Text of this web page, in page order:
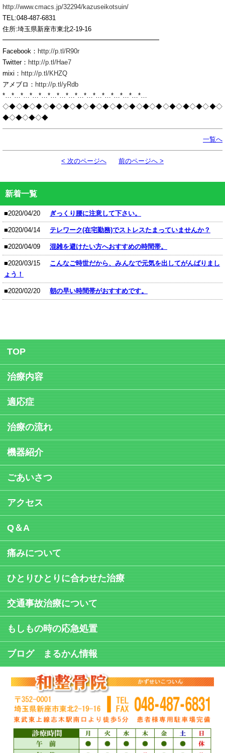
http://www.cmacs.jp/32294/kazuseikotsuin/
TEL:048-487-6831
住所:埼玉県新座市東北2-19-16
━━━━━━━━━━━━━━━━━━━━━━━━
Facebook： http://p.tl/R90r
Twitter： http://p.tl/Hae7
mixi： http://p.tl/KHZQ
アメブロ： http://p.tl/yRdb
*…*…*…*…*…*…*…*…*…*…*…*…*…*…*…*…
◇◆◇◆◇◆◇◆◇◆◇◆◇◆◇◆◇◆◇◆◇◆◇◆◇◆◇◆◇◆◇◆◇
◆◇◆◇◆◇◆
一覧へ
< 次のページへ 前のページへ >
新着一覧
■2020/04/20 ぎっくり腰に注意して下さい。
■2020/04/14 テレワーク(在宅勤務)でストレスたまっていませんか？
■2020/04/09 混雑を避けたい方へおすすめの時間帯。
■2020/03/15
こんなご時世だから、みんなで元気を出してがんばりまし
ょう！
■2020/02/20 朝の早い時間帯がおすすめです。
TOP
治療内容
適応症
治療の流れ
機器紹介
ごあいさつ
アクセス
Q＆A
痛みについて
ひとりひとりに合わせた治療
交通事故治療について
もしもの時の応急処置
ブログ まるかん情報